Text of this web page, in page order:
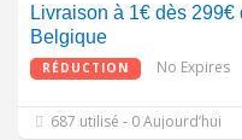
Livraison à 1€ dès 299€
Belgique
RÉDUCTION No Expires
687 utilisé - 0 Aujourd’hui